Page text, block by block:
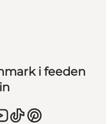
i feeden